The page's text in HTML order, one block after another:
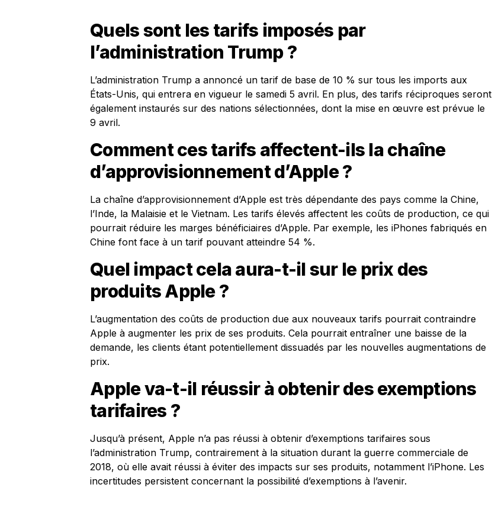
Quels sont les tarifs imposés par
l’administration Trump ?
L’administration Trump a annoncé un tarif de base de 10 % sur tous les imports aux
États-Unis, qui entrera en vigueur le samedi 5 avril. En plus, des tarifs réciproques seront
également instaurés sur des nations sélectionnées, dont la mise en œuvre est prévue le
9 avril.
Comment ces tarifs affectent-ils la chaîne
d’approvisionnement d’Apple ?
La chaîne d’approvisionnement d’Apple est très dépendante des pays comme la Chine,
l’Inde, la Malaisie et le Vietnam. Les tarifs élevés affectent les coûts de production, ce qui
pourrait réduire les marges bénéficiaires d’Apple. Par exemple, les iPhones fabriqués en
Chine font face à un tarif pouvant atteindre 54 %.
Quel impact cela aura-t-il sur le prix des
produits Apple ?
L’augmentation des coûts de production due aux nouveaux tarifs pourrait contraindre
Apple à augmenter les prix de ses produits. Cela pourrait entraîner une baisse de la
demande, les clients étant potentiellement dissuadés par les nouvelles augmentations de
prix.
Apple va-t-il réussir à obtenir des exemptions
tarifaires ?
Jusqu’à présent, Apple n’a pas réussi à obtenir d’exemptions tarifaires sous
l’administration Trump, contrairement à la situation durant la guerre commerciale de
2018, où elle avait réussi à éviter des impacts sur ses produits, notamment l’iPhone. Les
incertitudes persistent concernant la possibilité d’exemptions à l’avenir.